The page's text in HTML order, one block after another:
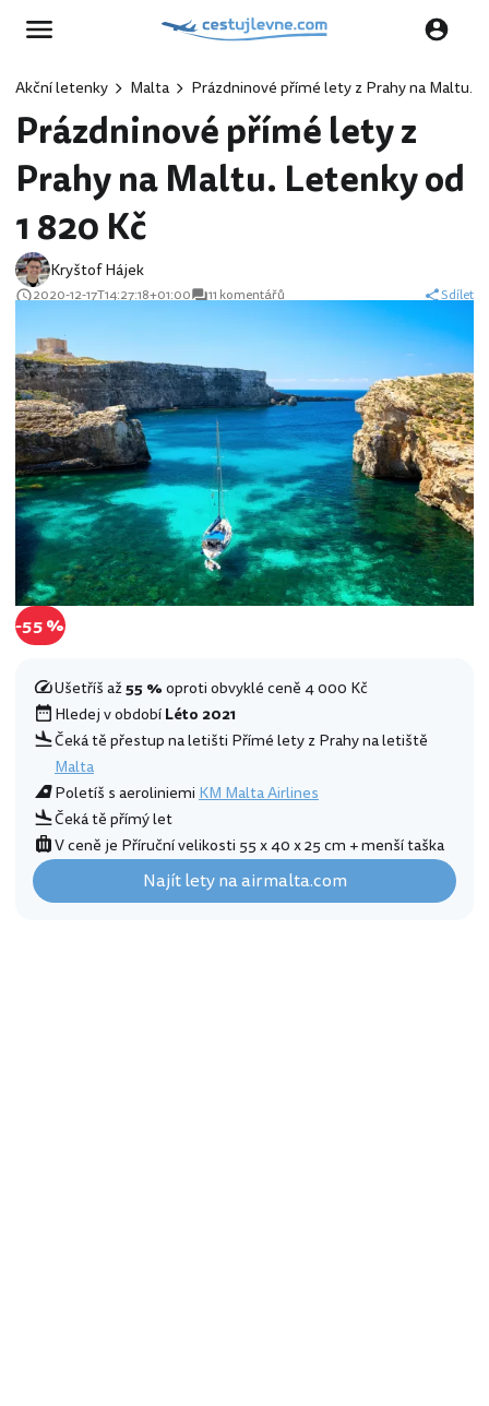
Akční letenky Malta Prázdninové přímé lety z Prahy na Maltu.
Prázdninové přímé lety z
Prahy na Maltu. Letenky od
1 820 Kč
Kryštof Hájek
2020-12-17T14:27:18+01:00 11 komentářů Sdílet
-55 %
Ušetříš až55 %oproti obvyklé ceně 4 000 Kč
Hledej v obdobíLéto 2021
Čeká tě přestup na letišti Přímé lety z Prahy na letiště
Malta
Poletíš s aeroliniemi KM Malta Airlines
Čeká tě přímý let
V ceně je Příruční velikosti 55 x 40 x 25 cm + menší taška
Najít lety na airmalta.com